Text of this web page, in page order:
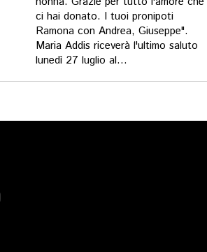
ci hai donato. I tuoi pronipoti
Ramona con Andrea, Giuseppe".
Maria Addis riceverà l'ultimo saluto
lunedì 27 luglio al...